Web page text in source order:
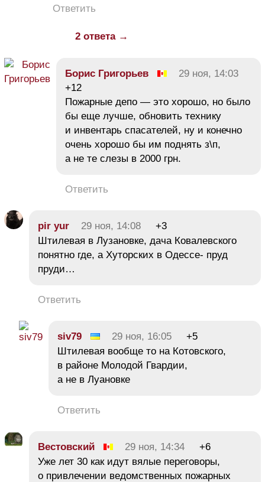
Ответить
2 ответа →
Борис Григорьев
29 ноя, 14:03
+12
Пожарные депо — это хорошо, но было
бы еще лучше, обновить технику
и инвентарь спасателей, ну и конечно
очень хорошо бы им поднять з\п,
а не те слезы в 2000 грн.
Ответить
pir yur 29 ноя, 14:08
+3
Штилевая в Лузановке, дача Ковалевского
понятно где, а Хуторских в Одессе- пруд
пруди…
Ответить
siv79 29 ноя, 16:05
+5
Штилевая вообще то на Котовского,
в районе Молодой Гвардии,
а не в Луановке
Ответить
Вестовский 29 ноя, 14:34
+6
Уже лет 30 как идут вялые переговоры,
о привлечении ведомственных пожарных